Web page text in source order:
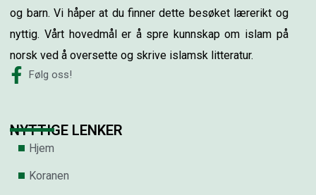
og barn. Vi håper at du finner dette besøket lærerikt og
nyttig. Vårt hovedmål er å spre kunnskap om islam på
norsk ved å oversette og skrive islamsk litteratur.
Følg oss!
NYTTIGE LENKER
Hjem
Koranen